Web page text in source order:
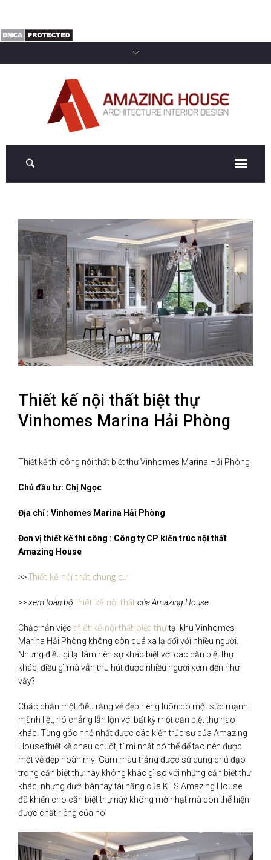
Thiết kế nội thất biệt thự
Vinhomes Marina Hải Phòng
Thiết kế thi công nội thất biệt thự Vinhomes Marina Hải Phòng
Chủ đầu tư: Chị Ngọc
Địa chỉ : Vinhomes Marina Hải Phòng
Đơn vị thiết kế thi công : Công ty CP kiến trúc nội thất
Amazing House
>>Thiết kế nội thất chung cư
>> xem toàn bộ thiết kế nội thất của Amazing House
Chắc hẳn việc thiết kế nội thất biệt thựtại khu Vinhomes
Marina Hải Phòng không còn quá xa lạ đối với nhiều người.
Nhưng điều gì lại làm nên sự khác biệt với các căn biệt thự
khác, điều gì mà vẫn thu hút được nhiều người xem đến như
vậy?
Chắc chắn một điều rằng vẻ đẹp riêng luôn có một sức mạnh
mãnh liệt, nó chẳng lẫn lộn với bất kỳ một căn biệt thự nào
khác. Từng góc nhỏ nhất được các kiến trúc sư của Amazing
House thiết kế chau chuốt, tỉ mỉ nhất có thể để tạo nên được
một vẻ đẹp hoàn mỹ. Gam màu trắng được sử dụng chủ đạo
trong căn biệt thự này không khác gì so với những căn biệt thự
khác, nhưng dưới bàn tay tài năng của KTS Amazing House
đã khiến cho căn biệt thự này không mờ nhạt mà còn thể hiện
được chất riêng của nó